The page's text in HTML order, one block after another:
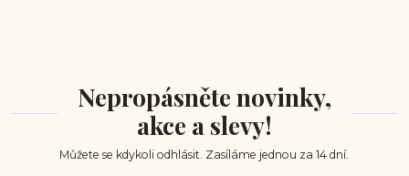
Nepropásněte novinky,
akce a slevy!
Můžete se kdykoli odhlásit. Zasíláme jednou za 14 dní.